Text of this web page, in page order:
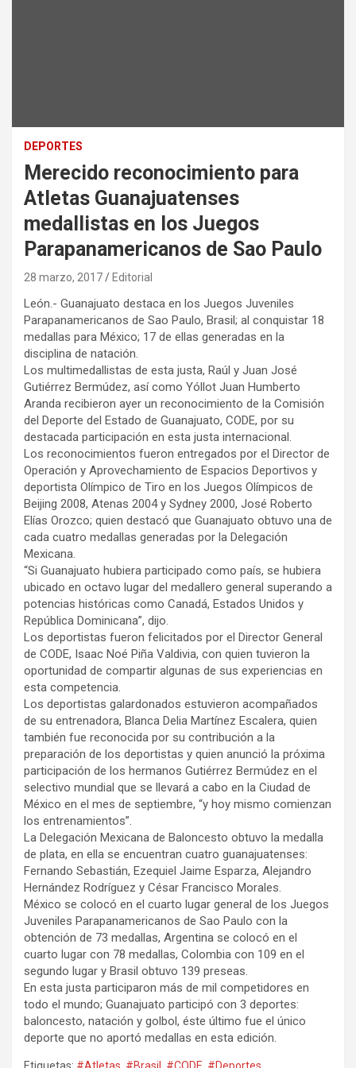
DEPORTES
Merecido reconocimiento para
Atletas Guanajuatenses
medallistas en los Juegos
Parapanamericanos de Sao Paulo
28 marzo, 2017 Editorial
León.- Guanajuato destaca en los Juegos Juveniles
Parapanamericanos de Sao Paulo, Brasil; al conquistar 18
medallas para México; 17 de ellas generadas en la
disciplina de natación.
Los multimedallistas de esta justa, Raúl y Juan José
Gutiérrez Bermúdez, así como Yóllot Juan Humberto
Aranda recibieron ayer un reconocimiento de la Comisión
del Deporte del Estado de Guanajuato, CODE, por su
destacada participación en esta justa internacional.
Los reconocimientos fueron entregados por el Director de
Operación y Aprovechamiento de Espacios Deportivos y
deportista Olímpico de Tiro en los Juegos Olímpicos de
Beijing 2008, Atenas 2004 y Sydney 2000, José Roberto
Elías Orozco; quien destacó que Guanajuato obtuvo una de
cada cuatro medallas generadas por la Delegación
Mexicana.
“Si Guanajuato hubiera participado como país, se hubiera
ubicado en octavo lugar del medallero general superando a
potencias históricas como Canadá, Estados Unidos y
República Dominicana”, dijo.
Los deportistas fueron felicitados por el Director General
de CODE, Isaac Noé Piña Valdivia, con quien tuvieron la
oportunidad de compartir algunas de sus experiencias en
esta competencia.
Los deportistas galardonados estuvieron acompañados
de su entrenadora, Blanca Delia Martínez Escalera, quien
también fue reconocida por su contribución a la
preparación de los deportistas y quien anunció la próxima
participación de los hermanos Gutiérrez Bermúdez en el
selectivo mundial que se llevará a cabo en la Ciudad de
México en el mes de septiembre, “y hoy mismo comienzan
los entrenamientos”.
La Delegación Mexicana de Baloncesto obtuvo la medalla
de plata, en ella se encuentran cuatro guanajuatenses:
Fernando Sebastián, Ezequiel Jaime Esparza, Alejandro
Hernández Rodríguez y César Francisco Morales.
México se colocó en el cuarto lugar general de los Juegos
Juveniles Parapanamericanos de Sao Paulo con la
obtención de 73 medallas, Argentina se colocó en el
cuarto lugar con 78 medallas, Colombia con 109 en el
segundo lugar y Brasil obtuvo 139 preseas.
En esta justa participaron más de mil competidores en
todo el mundo; Guanajuato participó con 3 deportes:
baloncesto, natación y golbol, éste último fue el único
deporte que no aportó medallas en esta edición.
Etiquetas: #Atletas #Brasil #CODE #Deportes